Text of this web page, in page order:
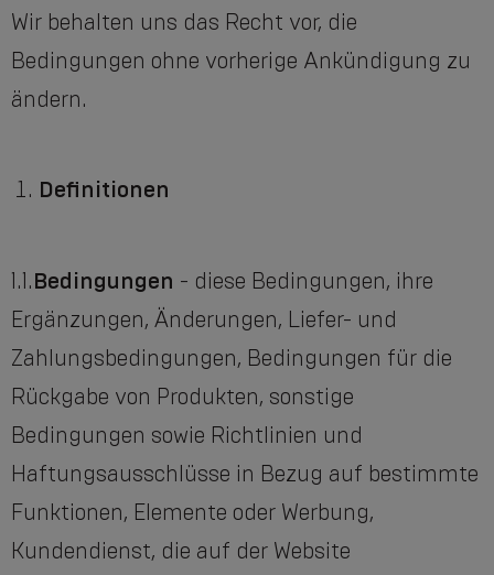
Wir behalten uns das Recht vor, die
Bedingungen ohne vorherige Ankündigung zu
ändern.
Definitionen
1.1.Bedingungen - diese Bedingungen, ihre
Ergänzungen, Änderungen, Liefer- und
Zahlungsbedingungen, Bedingungen für die
Rückgabe von Produkten, sonstige
Bedingungen sowie Richtlinien und
Haftungsausschlüsse in Bezug auf bestimmte
Funktionen, Elemente oder Werbung,
Kundendienst, die auf der Website